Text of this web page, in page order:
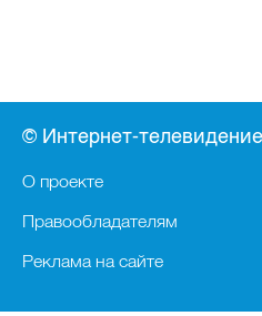
© Интернет-
О проекте
Правообладателям
Реклама на сайте